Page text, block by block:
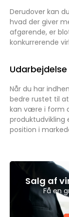
Derudover kan
hvad der giver
afgørende, er
konkurrerende
Når du har
bedre rustet til
kan være i form
produktudvikling
position i
Salg af
Få en